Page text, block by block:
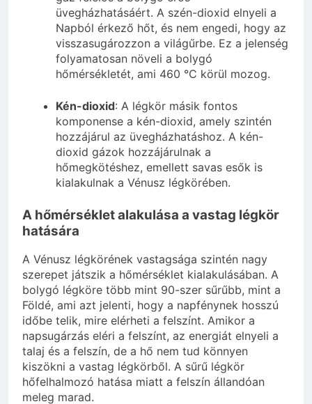
üvegházhatásáért. A szén-dioxid elnyeli a
Napból érkező hőt, és nem engedi, hogy az
visszasugározzon a világűrbe. Ez a jelenség
folyamatosan növeli a bolygó
hőmérsékletét, ami 460 °C körül mozog.
Kén-dioxid: A légkör másik fontos
komponense a kén-dioxid, amely szintén
hozzájárul az üvegházhatáshoz. A kén-
dioxid gázok hozzájárulnak a
hőmegkötéshez, emellett savas esők is
kialakulnak a Vénusz légkörében.
A hőmérséklet alakulása a vastag légkör
hatására
A Vénusz légkörének vastagsága szintén nagy
szerepet játszik a hőmérséklet kialakulásában. A
bolygó légköre több mint 90-szer sűrűbb, mint a
Földé, ami azt jelenti, hogy a napfénynek hosszú
időbe telik, mire elérheti a felszínt. Amikor a
napsugárzás eléri a felszínt, az energiát elnyeli a
talaj és a felszín, de a hő nem tud könnyen
kiszökni a vastag légkörből. A sűrű légkör
hőfelhalmozó hatása miatt a felszín állandóan
meleg marad.